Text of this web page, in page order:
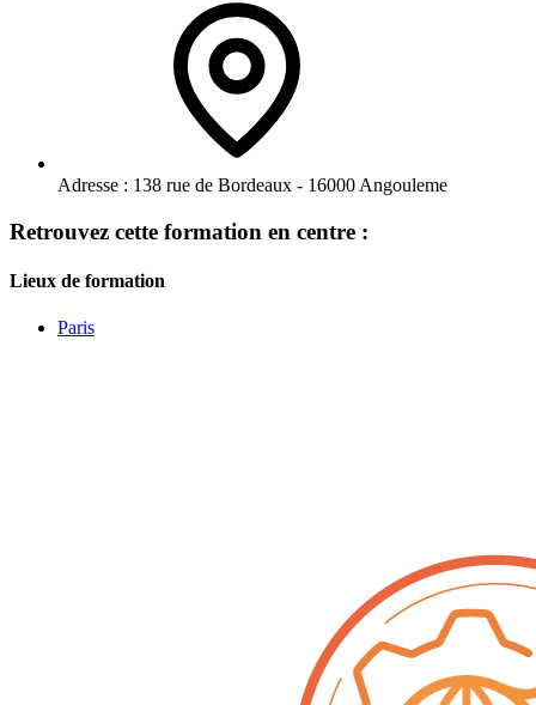
Adresse : 138 rue de Bordeaux - 16000 Angouleme
Retrouvez cette formation en centre :
Lieux de formation
Paris